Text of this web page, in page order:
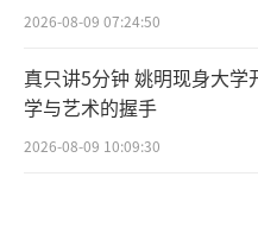
2026-08-09 07:24:50
真只讲5分钟 姚明现身大学
学与艺术的握手
2026-08-09 10:09:30